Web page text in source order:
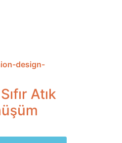
Atık